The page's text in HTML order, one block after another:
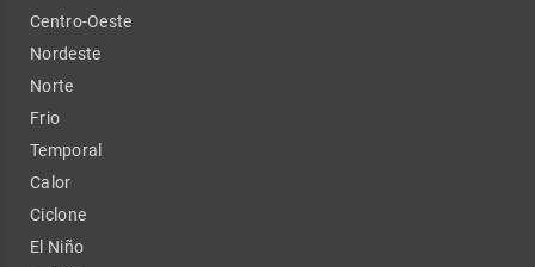
Centro-Oeste
Nordeste
Norte
Frio
Temporal
Calor
Ciclone
El Niño